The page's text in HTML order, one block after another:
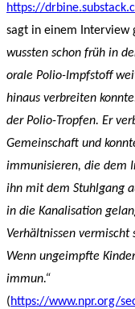
https://
sagt in einem Interview
wussten schon früh in
orale Polio-Impfstoff
hinaus verbreiten
der Polio-Tropfen. Er
Gemeinschaft und
immunisieren, die dem
ihn mit dem Stuhlgang
in die Kanalisation
Verhältnissen vermischt
Wenn ungeimpfte
immun.“
(https://www.npr.org/